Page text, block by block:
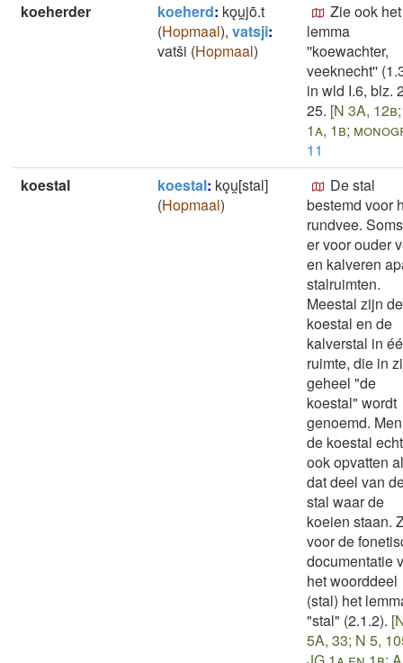
koeherder
koeherd: kǫu̯jō.t
(Hopmaal), vatsji:
vatši (Hopmaal)
Zie ook het
lemma
''koewachter,
veeknecht''
in wld I.6, blz.
25. [N 3A,
1a, 1b;
11
koestal
koestal: kǫu̯[stal]
(Hopmaal)
De stal
bestemd voor
rundvee.
er voor ouder
en kalveren
stalruimten.
Meestal zijn de
koestal en de
kalverstal in
ruimte, die in
geheel "de
koestal" wordt
genoemd.
de koestal
ook opvatten
dat deel van
stal waar de
koeien staan.
voor de
documentatie
het woorddeel
(stal) het
"stal" (2.1.2).
5A, 33; N 5,